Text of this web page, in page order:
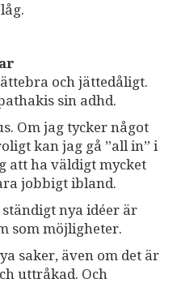
och jättedåligt.
sin adhd.
Om jag tycker något
kan jag gå ”all in” i
att ha väldigt mycket
jobbigt ibland.
nya idéer är
som möjligheter.
saker, även om det är
uttråkad. Och